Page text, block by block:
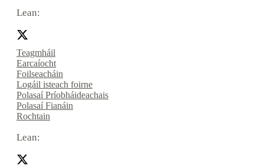
Lean:
Teagmháil
Earcaíocht
Foilseacháin
Logáil isteach foirne
Polasaí Príobháideachais
Polasaí Fianáin
Rochtain
Lean: